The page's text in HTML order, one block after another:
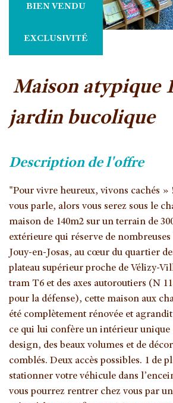
BIEN VENDU
EXCLUSIVITÉ
maison atypique 140m2,
jardin bucolique
description de l'offre
"Pour vivre heureux, vivons cachés »
vous parle, alors vous serez sous le
maison de 140m2 sur un terrain de
extérieure qui réserve de
Jouy-en-Josas, au cœur du quartier
plateau supérieur proche de Vélizy-
tram T6 et des axes autoroutiers (N
pour la défense), cette maison aux
été complètement rénovée et
ce qui lui confère un intérieur unique
design, des beaux volumes et de
comblés. Deux accès possibles. 1 de
stationner votre véhicule dans
vous pourrez rentrer chez vous par